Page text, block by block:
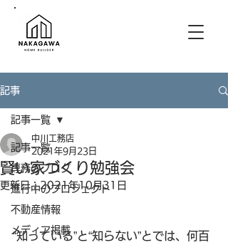
記事
記事一覧
専務のブログ
進行中のプロジェクト
不動産情報
メディア掲載
記事一覧
賢い家づくり勉強会
中川工務店
2021年9月23日
更新日：2021年10月31日
“知っている”と“知らない”とでは、何百